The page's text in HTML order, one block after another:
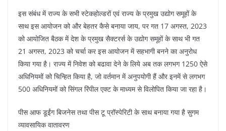
इस संबंध में राज्य के सभी स्टेकहोल्डरों एवं राज्य के प्रमुख उद्योग समूहों के
साथ इस आयोजन को और बेहतर कैसे बनाया जाय, पर गत 17 अगस्त, 2023
को आयोजित बैठक में देश के प्रमुख सैक्टरर्स के उद्योग समूहों के साथ भी गत
21 अगस्त, 2023 को चर्चा कर इस आयोजन में सहभागी बनने का अनुरोध
किया गया है। राज्य में निवेश को बढावा देने के लिये अब तक लगभग 1250 ऐसे
अधिनियमों को चिन्हित किया है, जो वर्तमान में अनुपयोगी हैं और इनमें से लगभग
500 अधिनियमों को सिंगल रिंपील एक्ट के माध्यम से विलोपित किया जा रहा है।
पीस आफ डूईंग बिजनेस तथा पीस टू प्रॉस्पेरिटी के साथ बनाया गया है सुगम
व्यावसायिक वातावरण